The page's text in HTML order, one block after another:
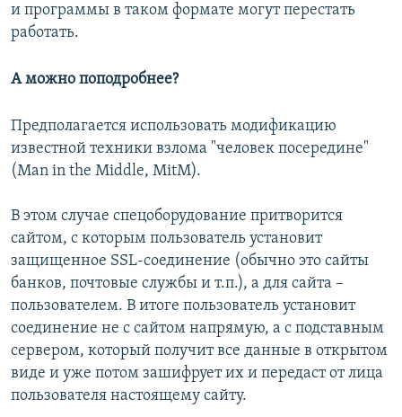
и программы в таком формате могут перестать
работать.
А можно поподробнее?
Предполагается использовать модификацию
известной техники взлома "человек посередине"
(Man in the Middle, MitM).
В этом случае спецоборудование притворится
сайтом, с которым пользователь установит
защищенное SSL-соединение (обычно это сайты
банков, почтовые службы и т.п.), а для сайта –
пользователем. В итоге пользователь установит
соединение не с сайтом напрямую, а с подставным
сервером, который получит все данные в открытом
виде и уже потом зашифрует их и передаст от лица
пользователя настоящему сайту.